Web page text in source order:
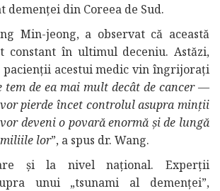
demenței din Coreea de Sud.
Min-jeong, a observat că această
constant în ultimul deceniu. Astăzi,
acestui medic vin îngrijorați
tem de ea mai mult decât de cancer —
pierde încet controlul asupra minții
deveni o povară enormă și de lungă
lor”, a spus dr. Wang.
și la nivel național. Experții
unui „tsunami al demenței”,